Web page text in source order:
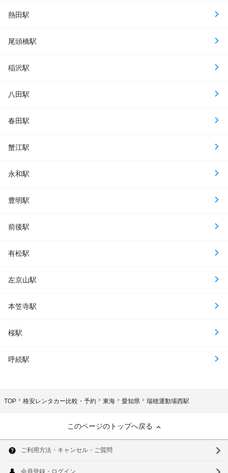
熱田駅
尾頭橋駅
稲沢駅
八田駅
春田駅
蟹江駅
永和駅
豊明駅
前後駅
有松駅
左京山駅
本笠寺駅
桜駅
呼続駅
TOP 格安レンタカー比較・予約 東海 愛知県 瑞穂運動場西駅
このページのトップへ戻る